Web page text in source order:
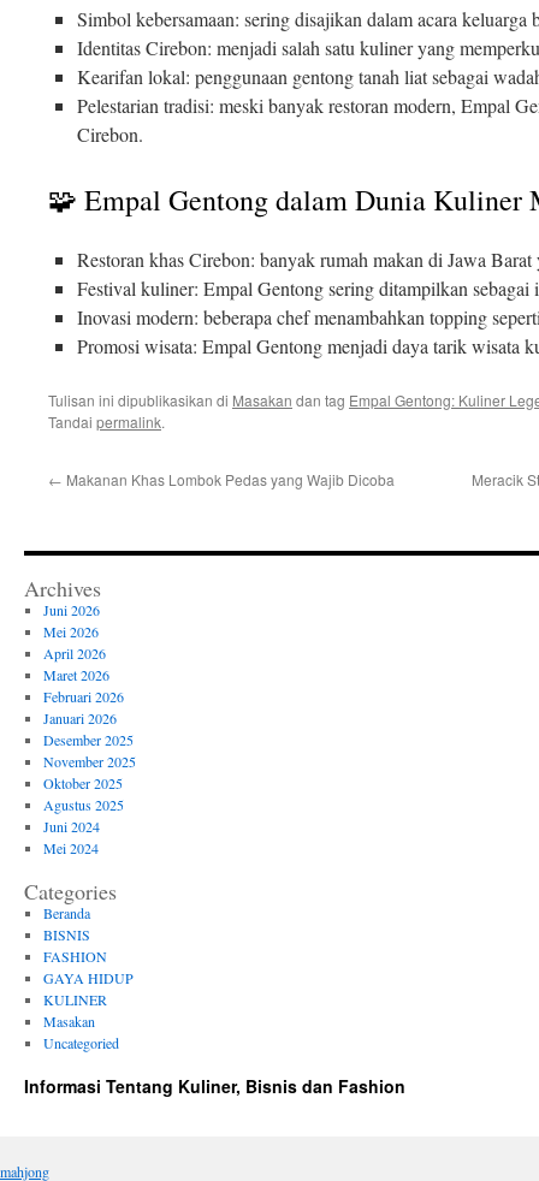
Simbol kebersamaan: sering disajikan dalam acara keluarga
Identitas Cirebon: menjadi salah satu kuliner yang
Kearifan lokal: penggunaan gentong tanah liat sebagai
Pelestarian tradisi: meski banyak restoran modern, Empal
Cirebon.
🧩 Empal Gentong dalam Dunia Kuliner
Restoran khas Cirebon: banyak rumah makan di Jawa
Festival kuliner: Empal Gentong sering ditampilkan
Inovasi modern: beberapa chef menambahkan topping
Promosi wisata: Empal Gentong menjadi daya tarik wisata
Tulisan ini dipublikasikan di Masakan dan tag Empal Gentong: Kuliner
Tandai permalink.
← Makanan Khas Lombok Pedas yang Wajib Dicoba Meracik
Archives
Juni 2026
Mei 2026
April 2026
Maret 2026
Februari 2026
Januari 2026
Desember 2025
November 2025
Oktober 2025
Agustus 2025
Juni 2024
Mei 2024
Categories
Beranda
BISNIS
FASHION
GAYA HIDUP
KULINER
Masakan
Uncategoried
Informasi Tentang Kuliner, Bisnis dan Fashion
mahjong